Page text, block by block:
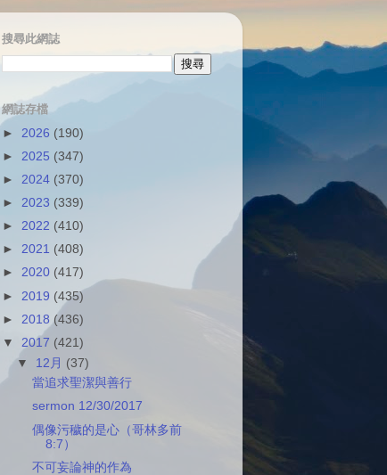
搜尋此網誌
網誌存檔
► 2026 (190)
► 2025 (347)
► 2024 (370)
► 2023 (339)
► 2022 (410)
► 2021 (408)
► 2020 (417)
► 2019 (435)
► 2018 (436)
▼ 2017 (421)
▼ 12月 (37)
當追求聖潔與善行
sermon 12/30/2017
偶像污穢的是心（哥林多前
8:7）
不可妄論神的作為